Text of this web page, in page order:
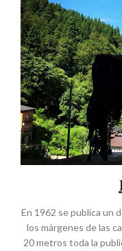
En 1962 se publica un
los márgenes de las
20 metros toda la